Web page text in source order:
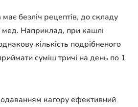
має безліч рецептів, до складу
мед. Наприклад, при кашлі
кількість подрібненого
суміш тричі на день по 1
кагору ефективний